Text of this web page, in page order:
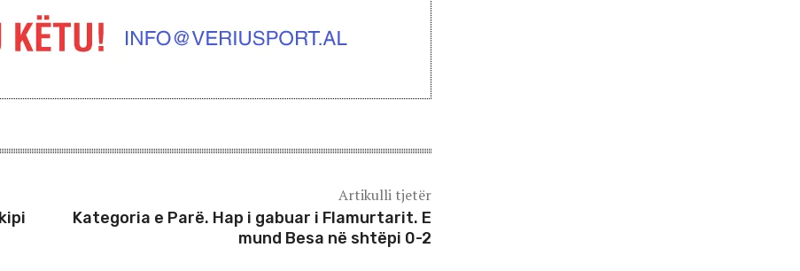
Artikulli tjetër
Kategoria e Parë. Hap i gabuar i Flamurtarit. E
mund Besa në shtëpi 0-2